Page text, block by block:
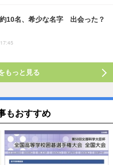
10名、希少な名字 出会った？
もっと見る
もおすすめ